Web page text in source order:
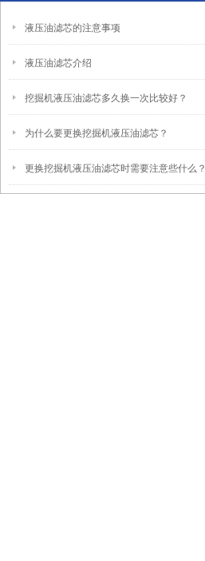
液压油滤芯的注意事项
液压油滤芯介绍
挖掘机液压油滤芯多久换一次比较好？
为什么要更换挖掘机液压油滤芯？
更换挖掘机液压油滤芯时需要注意些什么？